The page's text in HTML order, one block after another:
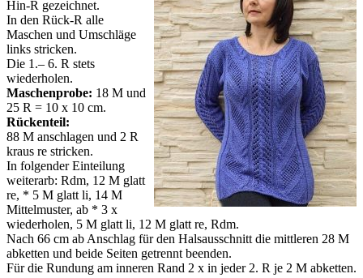
Hin-R gezeichnet.
In den Rück-R alle
Maschen und Umschläge
links stricken.
Die 1.– 6. R stets
wiederholen.
Maschenprobe: 18 M und
25 R = 10 x 10 cm.
Rückenteil:
88 M anschlagen und 2 R
kraus re stricken.
In folgender Einteilung
weiterarb: Rdm, 12 M glatt
re, * 5 M glatt li, 14 M
Mittelmuster, ab * 3 x
wiederholen, 5 M glatt li, 12 M glatt re, Rdm.
Nach 66 cm ab Anschlag für den Halsausschnitt die mittleren 28 M
abketten und beide Seiten getrennt beenden.
Für die Rundung am inneren Rand 2 x in jeder 2. R je 2 M abketten.